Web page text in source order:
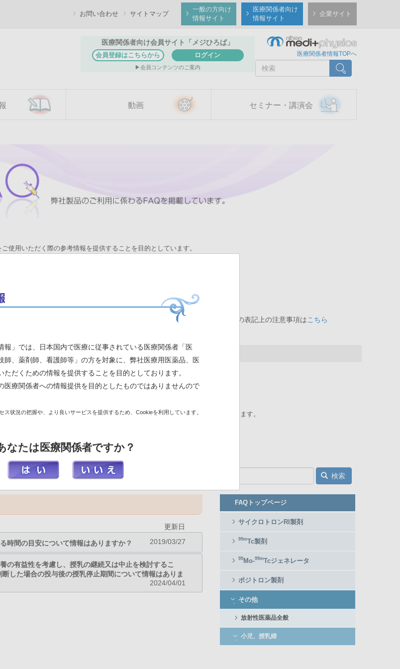
お問い合わせ サイトマップ
一般の方向け
情報サイト
医療関係者向け
情報サイト
企業サイト
医療関係者情報TOPへ
医療関係者向け会員サイト 「メジひろば」
会員登録はこちらから ログイン
会員コンテンツのご案内
索
検索
動画 セミナー・講演会
使用いただく際の参考情報を提供することを目的としています。
任を負いかねますので、あらかじめご了承ください。
お願いします。
い。
フリーダイヤル(
)にお問い合わせください。
※本サイトでの表記上の注意事項はこちら
受けしておりません。お問い合わせは受診されている医療機関へお願いいたします。
検索
更新日
時間の目安について情報はありますか？ 2019/03/27
の有益性を考慮し、授乳の継続又は中止を検討するこ
した場合の投与後の授乳停止期間について情報はありま
2024/04/01
FAQ
メ
FAQトップページ
サイクロトロンRI製剤
99mTc製剤
99 Mo-99mTcジェネレータ
ポジトロン製剤
その他
放射性医薬品全般
小児、授乳婦
報」では、日本国内で医療に従事されている医療関係者「医
師、薬剤師、看護師等」の方を対象に、弊社医療用医薬品、医
ただくための情報を提供することを目的としております。
医療関係者への情報提供を目的としたものではありませんので
ス状況の把握や、より良いサービスを提供するため、Cookieを利用しています。
なたは医療関係者ですか？